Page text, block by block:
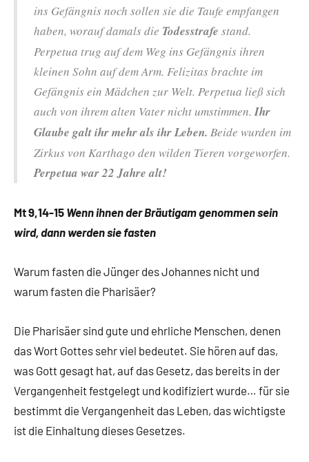
ins Gefängnis noch sollen sie die Taufe empfangen
haben, worauf damals die Todesstrafe stand.
Perpetua trug auf dem Weg ins Gefängnis ihren
kleinen Sohn auf dem Arm. Felizitas brachte im
Gefängnis ein Mädchen zur Welt. Perpetua ließ sich
auch von ihrem alten Vater nicht umstimmen.Ihr
Glaube galt ihr mehr als ihr Leben. Beide wurden im
Zirkus von Karthago den wilden Tieren vorgeworfen.
Perpetua war 22 Jahre alt!
Mt 9,14-15 Wenn ihnen der Bräutigam genommen sein
wird, dann werden sie fasten
Warum fasten die Jünger des Johannes nicht und
warum fasten die Pharisäer?
Die Pharisäer sind gute und ehrliche Menschen, denen
das Wort Gottes sehr viel bedeutet. Sie hören auf das,
was Gott gesagt hat, auf das Gesetz, das bereits in der
Vergangenheit festgelegt und kodifiziert wurde… für sie
bestimmt die Vergangenheit das Leben, das wichtigste
ist die Einhaltung dieses Gesetzes.